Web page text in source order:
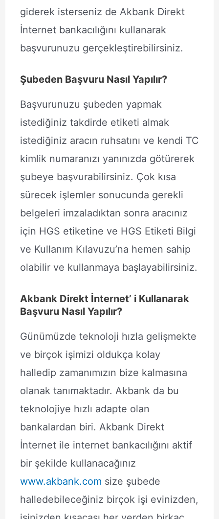
giderek isterseniz de Akbank Direkt
İnternet bankacılığını kullanarak
başvurunuzu gerçekleştirebilirsiniz.
Şubeden Başvuru Nasıl Yapılır?
Başvurunuzu şubeden yapmak
istediğiniz takdirde etiketi almak
istediğiniz aracın ruhsatını ve kendi TC
kimlik numaranızı yanınızda götürerek
şubeye başvurabilirsiniz. Çok kısa
sürecek işlemler sonucunda gerekli
belgeleri imzaladıktan sonra aracınız
için HGS etiketine ve HGS Etiketi Bilgi
ve Kullanım Kılavuzu’na hemen sahip
olabilir ve kullanmaya başlayabilirsiniz.
Akbank Direkt İnternet’ i Kullanarak
Başvuru Nasıl Yapılır?
Günümüzde teknoloji hızla gelişmekte
ve birçok işimizi oldukça kolay
halledip zamanımızın bize kalmasına
olanak tanımaktadır. Akbank da bu
teknolojiye hızlı adapte olan
bankalardan biri. Akbank Direkt
İnternet ile internet bankacılığını aktif
bir şekilde kullanacağınız
www.akbank.com size şubede
halledebileceğiniz birçok işi evinizden,